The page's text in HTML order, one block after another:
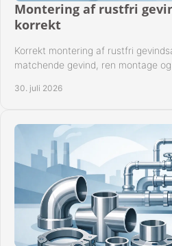
Montering af rustfri
korrekt
Korrekt montering af rustfri
matchende gevind, ren montage
30. juli 2026